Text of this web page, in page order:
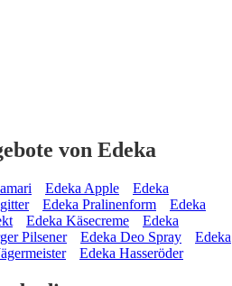
von Edeka
Edeka Apple
Edeka
Edeka Pralinenform
Edeka
Edeka Käsecreme
Edeka
Pilsener Edeka Deo Spray
Edeka
Edeka Hasseröder